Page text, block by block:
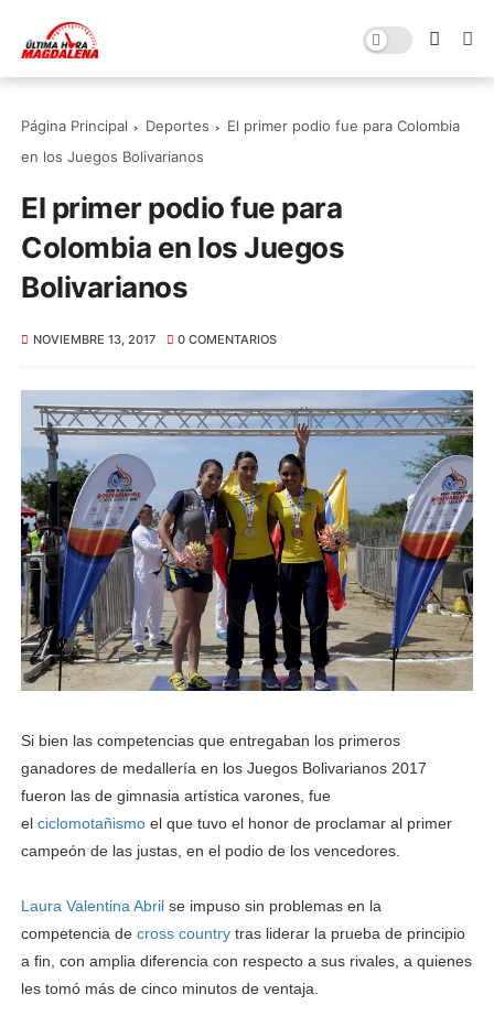
Página Principal Deportes
El primer podio fue para Colombia
en los Juegos Bolivarianos
El primer podio fue para
Colombia en los Juegos
Bolivarianos
NOVIEMBRE 13, 2017 0 COMENTARIOS
Si bien las competencias que entregaban los primeros
ganadores de medallería en los Juegos Bolivarianos 2017
fueron las de gimnasia artística varones, fue
elciclomotañismo el que tuvo el honor de proclamar al primer
campeón de las justas, en el podio de los vencedores.
Laura Valentina Abril se impuso sin problemas en la
competencia decross country tras liderar la prueba de principio
a fin, con amplia diferencia con respecto a sus rivales, a quienes
les tomó más de cinco minutos de ventaja.